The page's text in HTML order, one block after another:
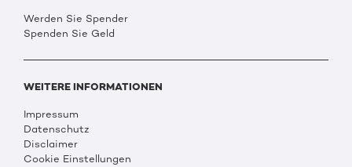
Werden Sie Spender
Spenden Sie Geld
WEITERE INFORMATIONEN
Impressum
Datenschutz
Disclaimer
Cookie Einstellungen